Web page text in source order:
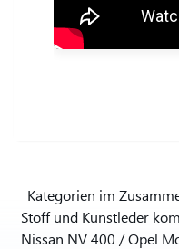
Kategorien im
Stoff und Kunstleder
Nissan NV 400 / Opel